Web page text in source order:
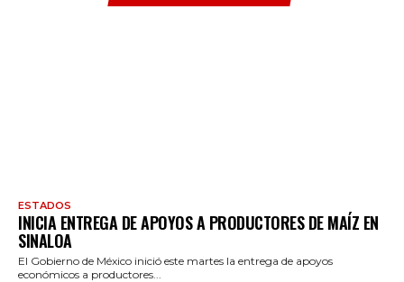
ESTADOS
INICIA ENTREGA DE APOYOS A PRODUCTORES DE MAÍZ EN
SINALOA
El Gobierno de México inició este martes la entrega de apoyos
económicos a productores...